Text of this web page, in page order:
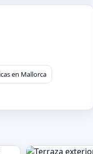
en Mallorca